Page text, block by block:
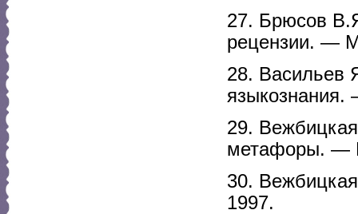
27. Брюсов
рецензии. —
28. Васильев
29.
метафоры. —
30.
1997.